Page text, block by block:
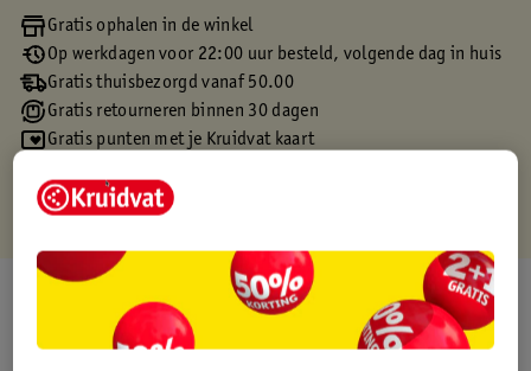
Gratis ophalen in de winkel
Op werkdagen voor 22:00 uur besteld, volgende dag in huis
Gratis thuisbezorgd vanaf 50.00
Gratis retourneren binnen 30 dagen
Gratis punten met je Kruidvat kaart
Over dit product
Productinformatie